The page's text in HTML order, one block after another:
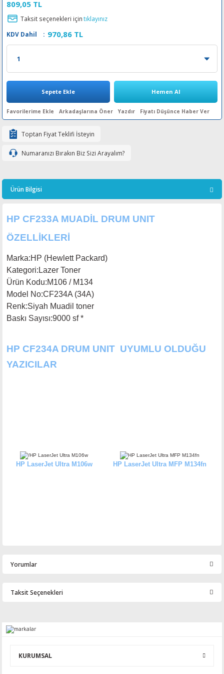
Pro
809,05 TL
Taksit seçenekleri içintıklayınız
KDV Dahil
: 970,86 TL
Sepete Ekle Hemen Al
Arkadaşlarına Öner Yazdır Fiyatı Düşünce Haber Ver
Toptan Fiyat Teklifi İsteyin
Numaranızı Bırakın Biz Sizi Arayalım?
Ürün Bilgisi
HP CF233A MUADİL DRUM UNIT
ÖZELLİKLERİ
Marka:HP (Hewlett Packard)
Kategori: Lazer Toner
Ürün Kodu:M106 / M134
Model No:CF234A (34A)
Renk:Siyah Muadil toner
Baskı Sayısı:9000 sf *
HP CF234A DRUM UNIT UYUMLU OLDUĞU
YAZICILAR
HP LaserJet Ultra M106w HP LaserJet Ultra MFP M134fn
Yorumlar
Taksit Seçenekleri
KURUMSAL